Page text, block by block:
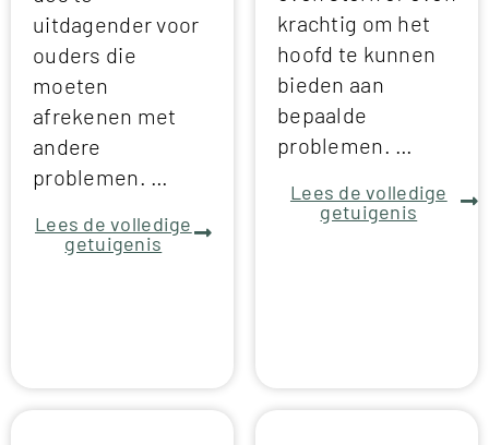
uitdagender voor
ouders die
moeten
afrekenen met
andere
problemen. …
Lees de volledige
getuigenis
krachtig om het
hoofd te kunnen
bieden aan
bepaalde
problemen. …
Lees de volledige
getuigenis